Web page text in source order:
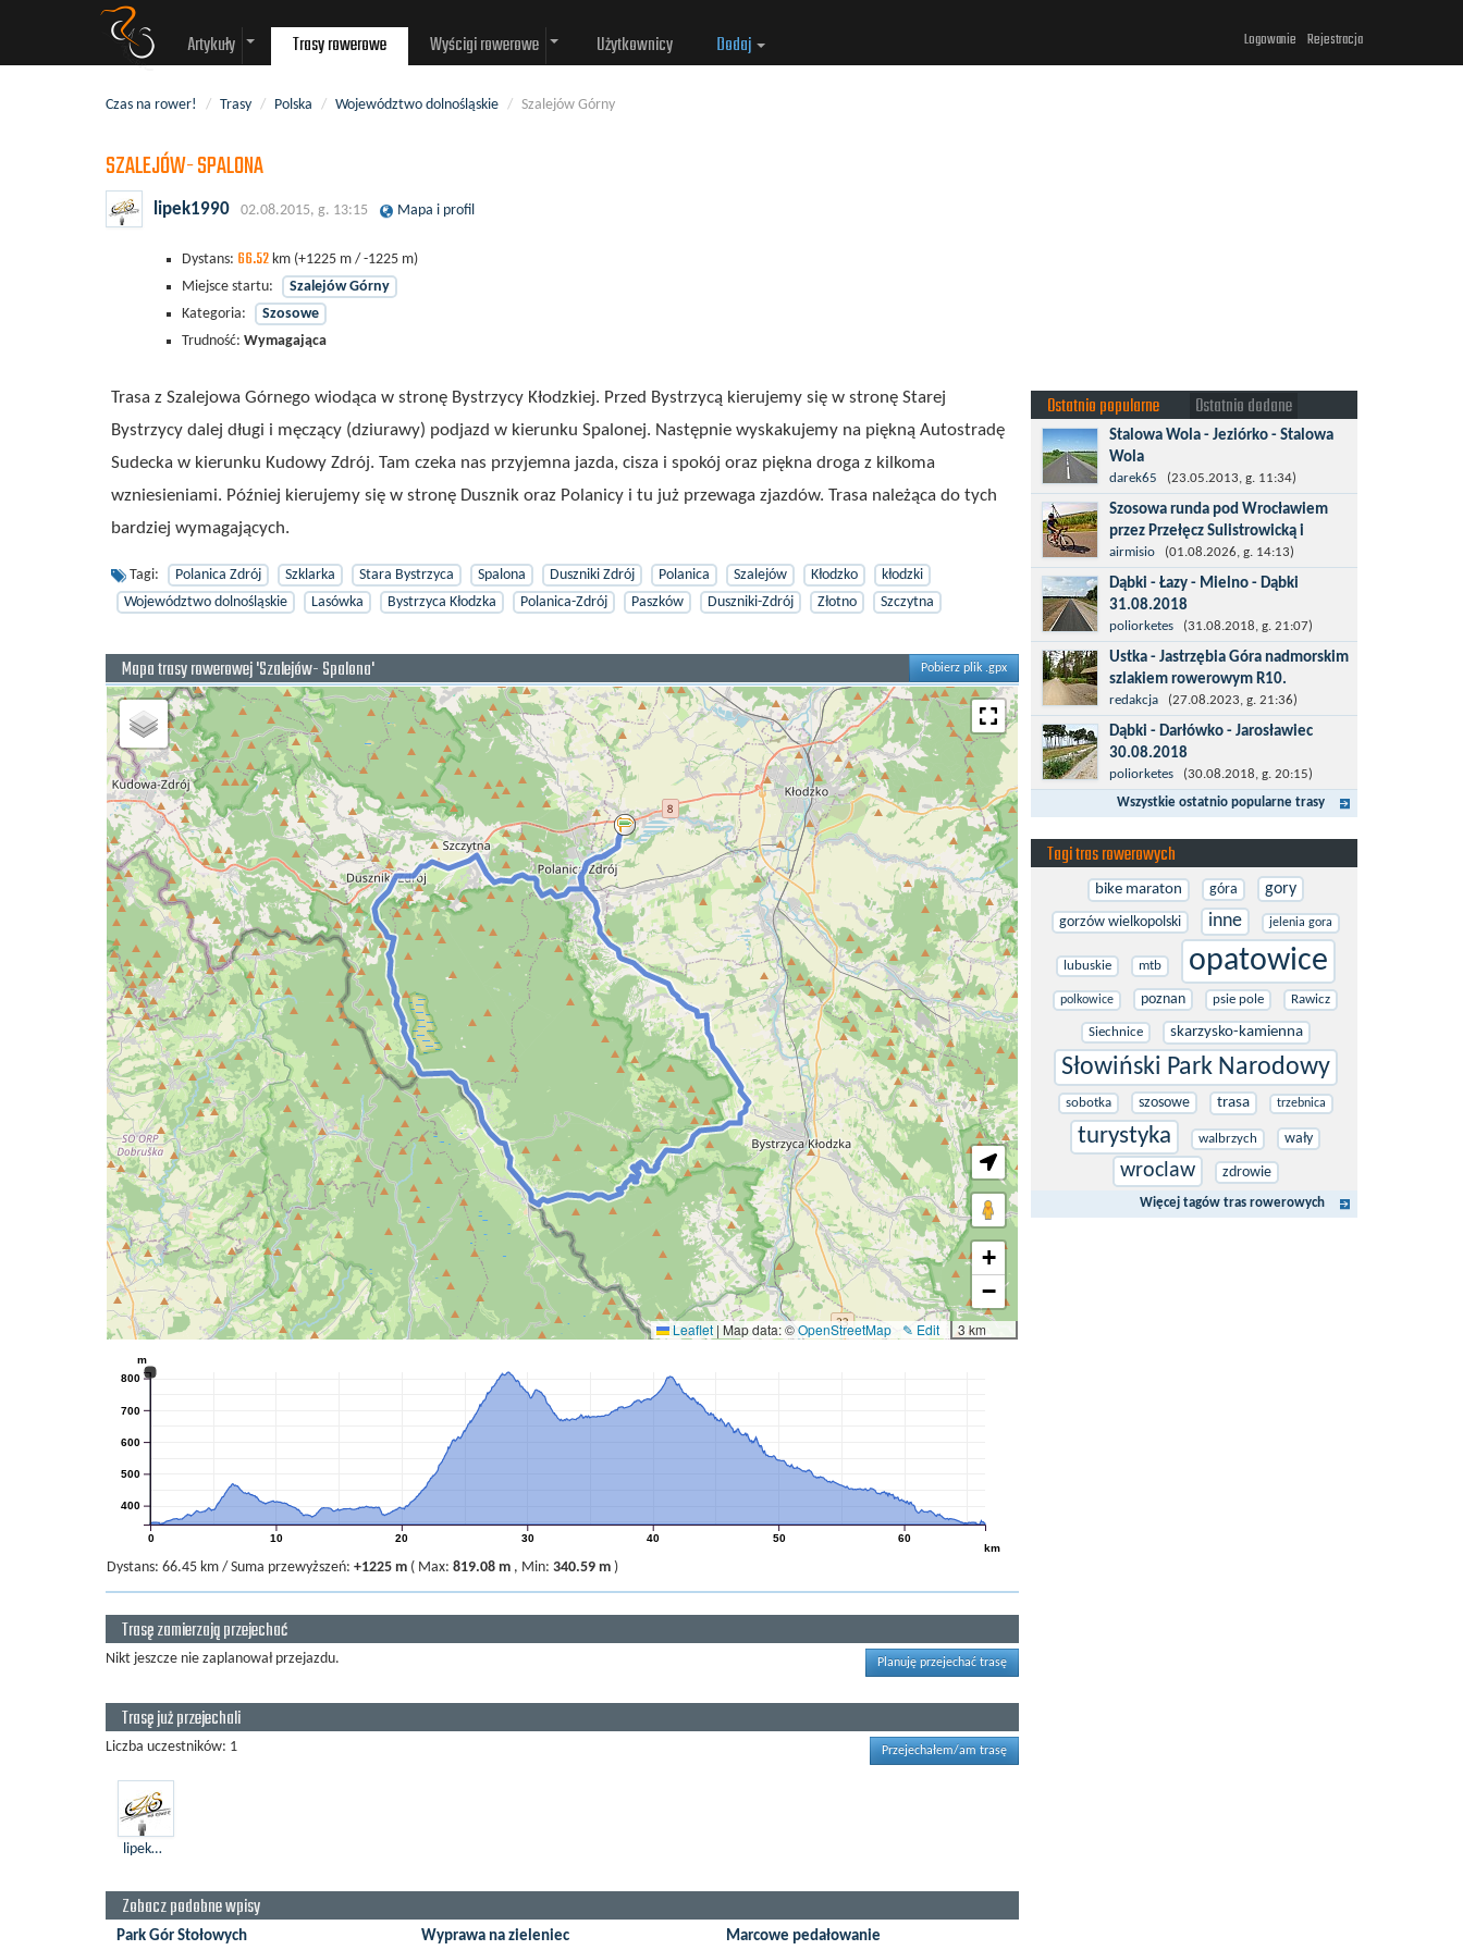
Logowanie Rejestracja
Artykuły Trasy rowerowe Wyścigi rowerowe Użytkownicy Dodaj
Czas na rower! / Trasy / Polska / Województwo dolnośląskie / Szalejów Górny
SZALEJÓW- SPALONA
lipek1990 02.08.2015, g. 13:15 Mapa i profil
Dystans: 66.52 km (+1225 m / -1225 m)
Miejsce startu:
Szalejów Górny
Kategoria:
Szosowe
Trudność: Wymagająca
Trasa z Szalejowa Górnego wiodąca w stronę Bystrzycy Kłodzkiej. Przed Bystrzycą kierujemy się w stronę Starej
Bystrzycy dalej długi i męczący (dziurawy) podjazd w kierunku Spalonej. Następnie wyskakujemy na piękną Autostradę
Sudecka w kierunku Kudowy Zdrój. Tam czeka nas przyjemna jazda, cisza i spokój oraz piękna droga z kilkoma
wzniesieniami. Później kierujemy się w stronę Dusznik oraz Polanicy i tu już przewaga zjazdów. Trasa należąca do tych
bardziej wymagających.
Tagi: Polanica Zdrój Szklarka Stara Bystrzyca Spalona Duszniki Zdrój Polanica Szalejów Kłodzko
kłodzki
Województwo dolnośląskie
Lasówka Bystrzyca Kłodzka Polanica-Zdrój Paszków Duszniki-Zdrój Złotno Szczytna
Pobierz plik .gpx
Mapa trasy rowerowej 'Szalejów- Spalona'
+
−
3 km
✎ Edit
Leaflet | Map data: ©OpenStreetMap
0 10 20 30 40 50 60
km
400
500
600
700
800
m
Dystans: 66.45 km / Suma przewyższeń: +1225 m ( Max: 819.08 m , Min: 340.59 m )
Trasę zamierzają przejechać
Planuję przejechać trasę
Nikt jeszcze nie zaplanował przejazdu.
Trasę już przejechali
Przejechałem/am trasę
Liczba uczestników: 1
lipek1990
Zobacz podobne wpisy
Park Gór Stołowych Wyprawa na zieleniec Marcowe pedałowanie
Ostatnio popularne Ostatnio dodane
Stalowa Wola - Jeziórko - Stalowa
Wola
Taki krotki wypad troszeczkę po lesie
więcej po asfalcie , do wsi której już nie
ma , kopalni siarki również nie ma , a ci
co pamiętają okres...
darek65 (23.05.2013, g. 11:34)
Szosowa runda pod Wrocławiem
przez Przełęcz Sulistrowicką i
Mietków
Łatwa, szosowa runda pod
Wrocławiem, raczej płaska z jednym
małym podjazdem na Przełęcz
Sulistrowicką od strony Olesznej. To
trasa idealna na...
airmisio (01.08.2026, g. 14:13)
Dąbki - Łazy - Mielno - Dąbki
31.08.2018
Trasa do Łaz niemal w całości prowadzi
przez nową, asfaltową ścieżkę
rowerową (od Dąbek do Iwięcina
wzdłuż drogi 203). Niestety jest to
trasa nie...
poliorketes (31.08.2018, g. 21:07)
Ustka - Jastrzębia Góra nadmorskim
szlakiem rowerowym R10.
Międzynarodowy Szlak Rowerowy R-
10, jest częścią sieci EuroVelo.
Prowadzi wzdłuż brzegu dookoła
Morza Bałtyckiego. Trasa liczy w sumie
ponad 8500...
redakcja (27.08.2023, g. 21:36)
Dąbki - Darłówko - Jarosławiec
30.08.2018
Start w Dąbkach, dalej do Darłowa
nową ścieżką rowerową (niekiedy
pieszo-rowerową), gdzie na pierwszym
rondzie zjazd w stronę Darłówka
Zachodniego....
poliorketes (30.08.2018, g. 20:15)
Wszystkie ostatnio popularne trasy
Tagi tras rowerowych
bike maraton góra gory
gorzów wielkopolski inne jelenia gora
lubuskie mtb opatowice
polkowice poznan psie pole Rawicz
Siechnice skarzysko-kamienna
Słowiński Park Narodowy
sobotka szosowe trasa trzebnica
turystyka walbrzych wały
wroclaw zdrowie
Więcej tagów tras rowerowych